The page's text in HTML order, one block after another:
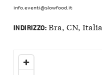
info.eventi@slowfood.it
INDIRIZZO:Bra, CN, Italia